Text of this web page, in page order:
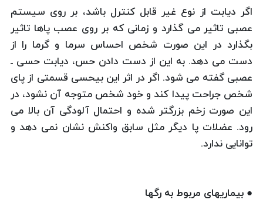
اگر دیابت از نوع غیر قابل کنترل باشد، بر روی سیستم
عصبی تاثیر می گذارد و زمانی که بر روی عصب پاها تاثیر
بگذارد در این صورت شخص احساس سرما و گرما را از
دست می دهد. به این از دست دادن حس، دیابت حسی ـ
عصبی گفته می شود. اگر در اثر این بیحسی قسمتی از پای
شخص جراحت پیدا کند و خود شخص متوجه آن نشود، در
این صورت زخم بزرگتر شده و احتمال آلودگی آن بالا می
رود. عضلات پا دیگر مثل سابق واکنش نشان نمی دهد و
توانایی ندارد.
● بیماریهای مربوط به رگها